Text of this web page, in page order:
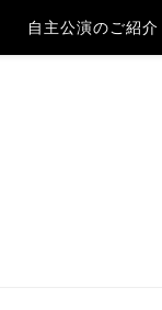
自主公演のご紹介